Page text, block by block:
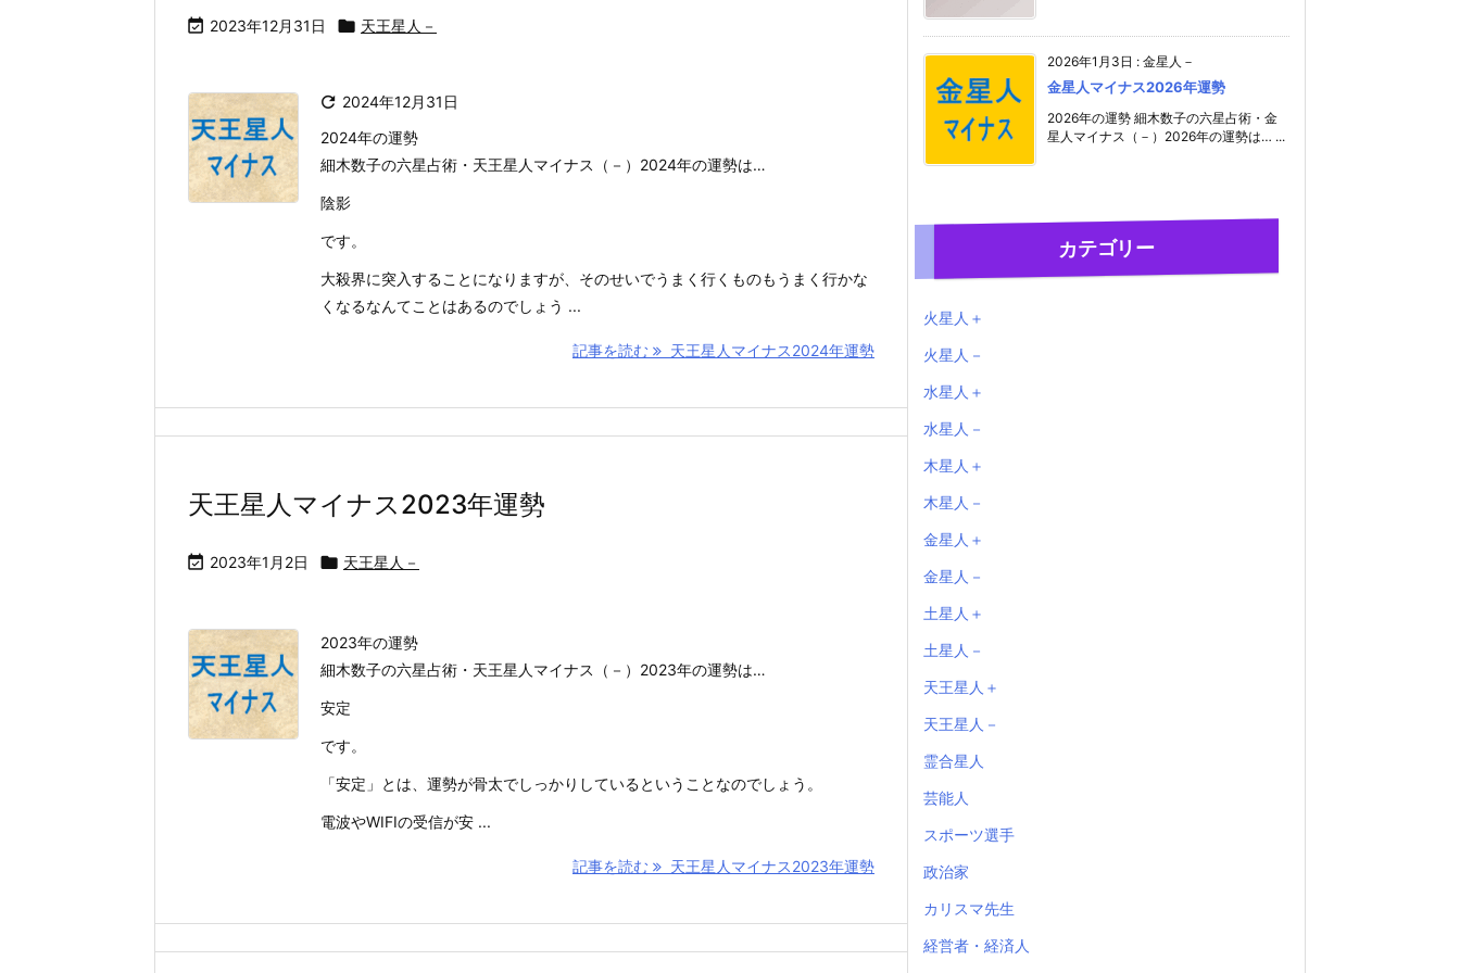
 2023年12月31日  天王星人－
 2024年12月31日
2024年の運勢
細木数子の六星占術・天王星人マイナス（－）2024年の運勢は…
陰影
です。
大殺界に突入することになりますが、そのせいでうまく行くものもうまく行かな
くなるなんてことはあるのでしょう ...
記事を読む 天王星人マイナス2024年運勢
天王星人マイナス2023年運勢
 2023年1月2日  天王星人－
2023年の運勢
細木数子の六星占術・天王星人マイナス（－）2023年の運勢は…
安定
です。
「安定」とは、運勢が骨太でしっかりしているということなのでしょう。
電波やWIFIの受信が安 ...
記事を読む 天王星人マイナス2023年運勢
2026年1月3日 : 金星人－
金星人マイナス2026年運勢
2026年の運勢 細木数子の六星占術・金
星人マイナス（－）2026年の運勢は… ...
カテゴリー
火星人＋
火星人－
水星人＋
水星人－
木星人＋
木星人－
金星人＋
金星人－
土星人＋
土星人－
天王星人＋
天王星人－
霊合星人
芸能人
スポーツ選手
政治家
カリスマ先生
経営者・経済人